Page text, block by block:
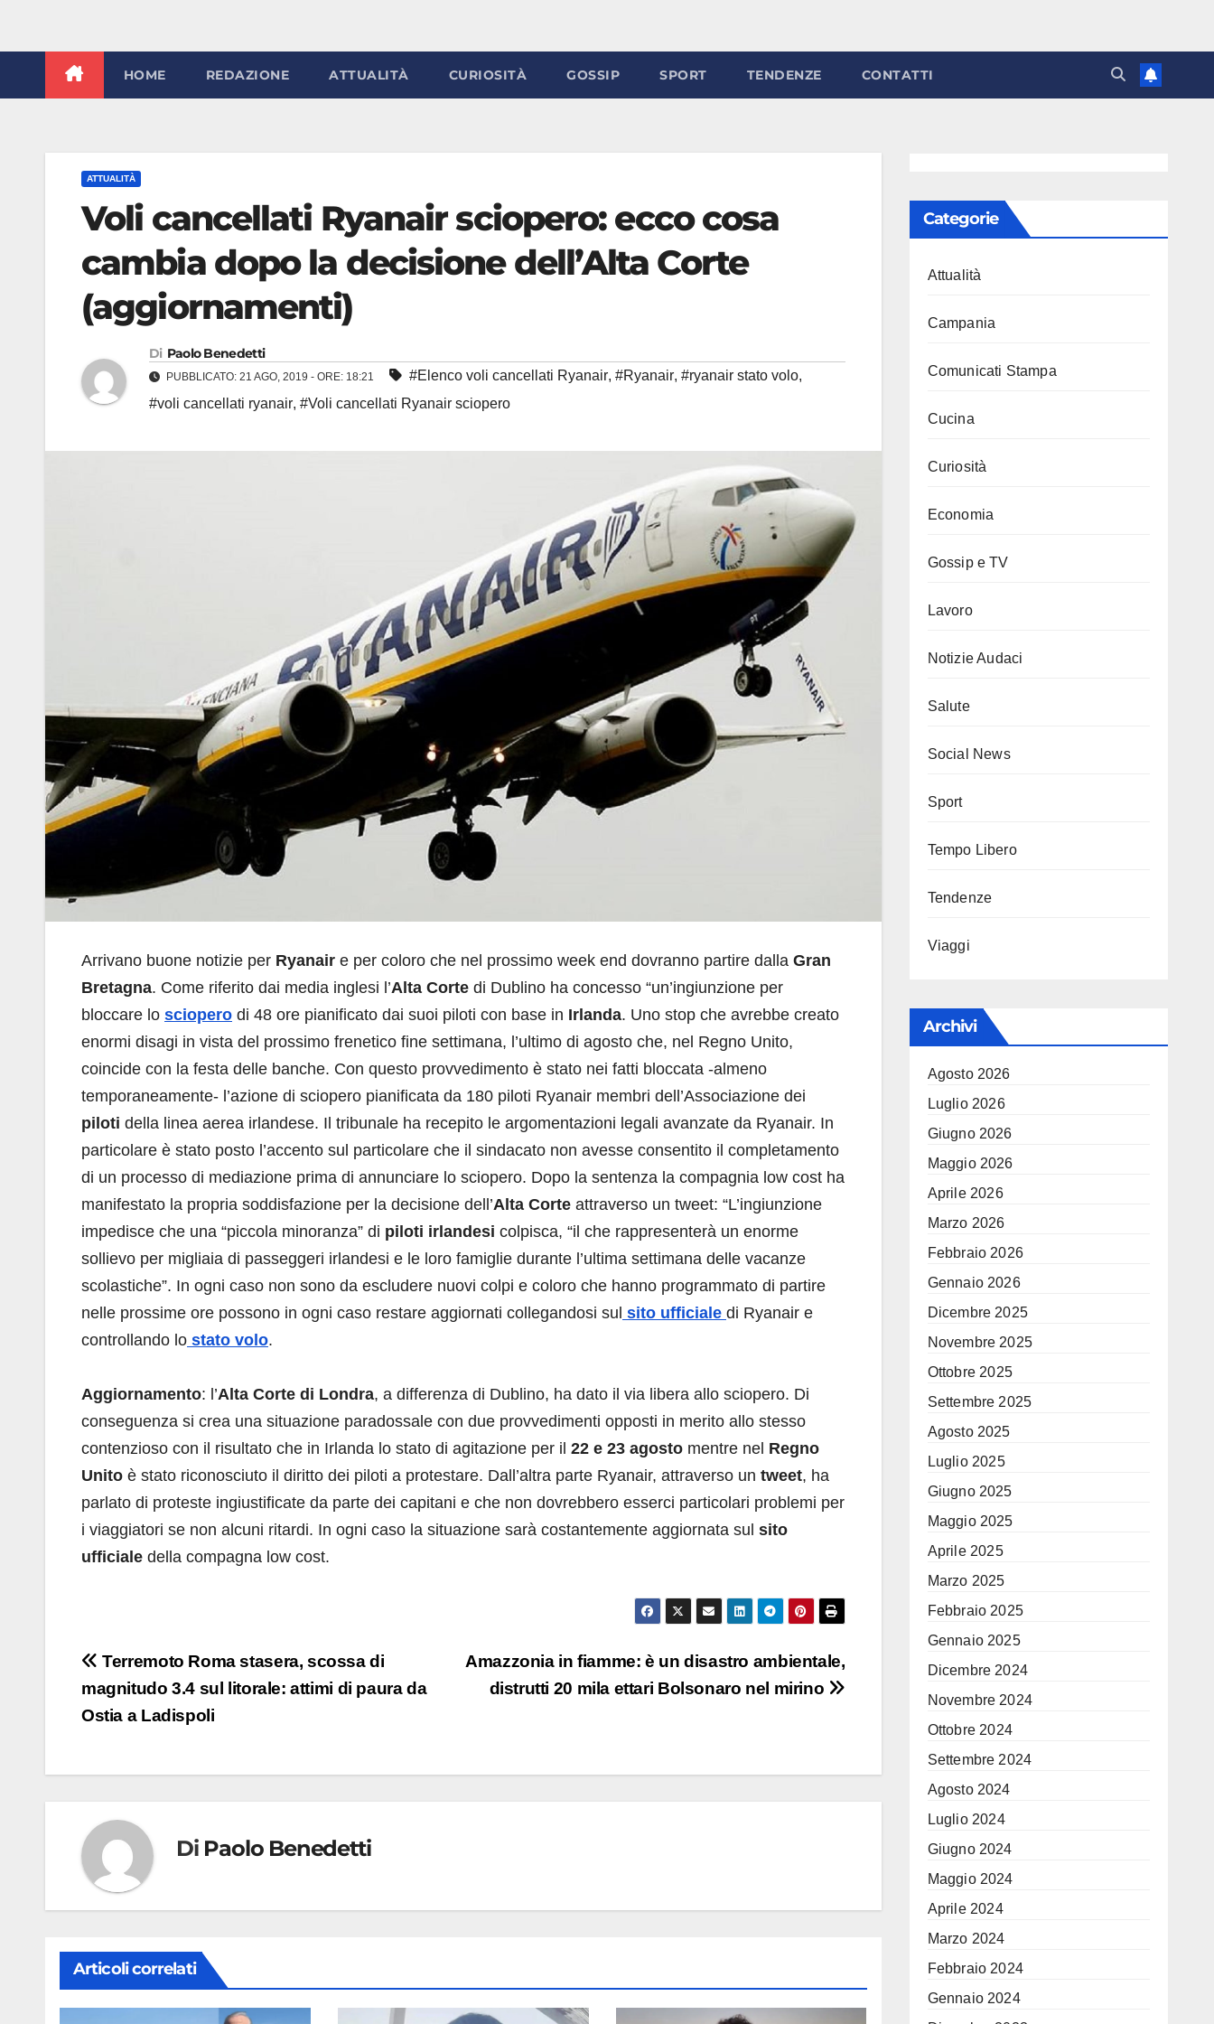
HOME REDAZIONE ATTUALITÀ CURIOSITÀ GOSSIP SPORT TENDENZE CONTATTI
ATTUALITÀ
Voli cancellati Ryanair sciopero: ecco cosa
cambia dopo la decisione dell’Alta Corte
(aggiornamenti)
Di Paolo Benedetti
PUBBLICATO: 21 AGO, 2019 - ORE: 18:21 #Elenco voli cancellati Ryanair, #Ryanair, #ryanair stato volo,
#voli cancellati ryanair, #Voli cancellati Ryanair sciopero
Arrivano buone notizie per Ryanair e per coloro che nel prossimo week end dovranno partire dalla Gran
Bretagna. Come riferito dai media inglesi l’Alta Corte di Dublino ha concesso “un’ingiunzione per
bloccare lo sciopero di 48 ore pianificato dai suoi piloti con base in Irlanda. Uno stop che avrebbe creato
enormi disagi in vista del prossimo frenetico fine settimana, l’ultimo di agosto che, nel Regno Unito,
coincide con la festa delle banche. Con questo provvedimento è stato nei fatti bloccata -almeno
temporaneamente- l’azione di sciopero pianificata da 180 piloti Ryanair membri dell’Associazione dei
piloti della linea aerea irlandese. Il tribunale ha recepito le argomentazioni legali avanzate da Ryanair. In
particolare è stato posto l’accento sul particolare che il sindacato non avesse consentito il completamento
di un processo di mediazione prima di annunciare lo sciopero. Dopo la sentenza la compagnia low cost ha
manifestato la propria soddisfazione per la decisione dell’Alta Corte attraverso un tweet: “L’ingiunzione
impedisce che una “piccola minoranza” di piloti irlandesi colpisca, “il che rappresenterà un enorme
sollievo per migliaia di passeggeri irlandesi e le loro famiglie durante l’ultima settimana delle vacanze
scolastiche”. In ogni caso non sono da escludere nuovi colpi e coloro che hanno programmato di partire
nelle prossime ore possono in ogni caso restare aggiornati collegandosi sul sito ufficiale di Ryanair e
controllando lo stato volo.
Aggiornamento: l’Alta Corte di Londra, a differenza di Dublino, ha dato il via libera allo sciopero. Di
conseguenza si crea una situazione paradossale con due provvedimenti opposti in merito allo stesso
contenzioso con il risultato che in Irlanda lo stato di agitazione per il 22 e 23 agosto mentre nel Regno
Unito è stato riconosciuto il diritto dei piloti a protestare. Dall’altra parte Ryanair, attraverso un tweet, ha
parlato di proteste ingiustificate da parte dei capitani e che non dovrebbero esserci particolari problemi per
i viaggiatori se non alcuni ritardi. In ogni caso la situazione sarà costantemente aggiornata sul sito
ufficiale della compagna low cost.
Navigazione
articoli
Amazzonia in fiamme: è un disastro ambientale,
distrutti 20 mila ettari Bolsonaro nel mirino
Terremoto Roma stasera, scossa di
magnitudo 3.4 sul litorale: attimi di paura da
Ostia a Ladispoli
Di Paolo Benedetti
Articoli correlati
Categorie
Attualità
Campania
Comunicati Stampa
Cucina
Curiosità
Economia
Gossip e TV
Lavoro
Notizie Audaci
Salute
Social News
Sport
Tempo Libero
Tendenze
Viaggi
Archivi
Agosto 2026
Luglio 2026
Giugno 2026
Maggio 2026
Aprile 2026
Marzo 2026
Febbraio 2026
Gennaio 2026
Dicembre 2025
Novembre 2025
Ottobre 2025
Settembre 2025
Agosto 2025
Luglio 2025
Giugno 2025
Maggio 2025
Aprile 2025
Marzo 2025
Febbraio 2025
Gennaio 2025
Dicembre 2024
Novembre 2024
Ottobre 2024
Settembre 2024
Agosto 2024
Luglio 2024
Giugno 2024
Maggio 2024
Aprile 2024
Marzo 2024
Febbraio 2024
Gennaio 2024